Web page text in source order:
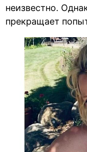
неизвестно.
прекращает